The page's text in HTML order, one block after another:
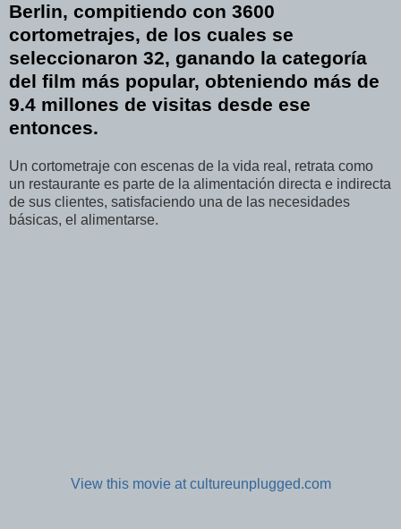
Berlin, compitiendo con 3600
cortometrajes, de los cuales se
seleccionaron 32, ganando la categoría
del film más popular, obteniendo más de
9.4 millones de visitas desde ese
entonces.
Un cortometraje con escenas de la vida real, retrata como
un restaurante es parte de la alimentación directa e indirecta
de sus clientes, satisfaciendo una de las necesidades
básicas, el alimentarse.
View this movie at cultureunplugged.com